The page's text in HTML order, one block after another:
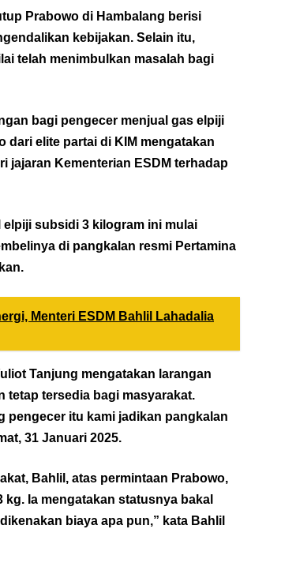
Prabowo di Hambalang berisi
kebijakan. Selain itu,
telah menimbulkan masalah bagi
bagi pengecer menjual gas elpiji
dari elite partai di KIM mengatakan
jajaran Kementerian ESDM terhadap
subsidi 3 kilogram ini mulai
di pangkalan resmi Pertamina
Menteri ESDM Bahlil Lahadalia
Tanjung mengatakan larangan
tetap tersedia bagi masyarakat.
pengecer itu kami jadikan pangkalan
31 Januari 2025.
Bahlil, atas permintaan Prabowo,
Ia mengatakan statusnya bakal
biaya apa pun,” kata Bahlil